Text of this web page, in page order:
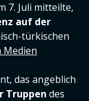
7. Juli mitteilte,
auf der
türkischen
Medien
das angeblich
Truppen des